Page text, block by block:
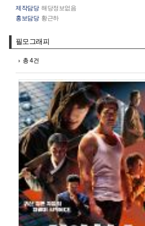
제작담당 해당정보없음
홍보담당 황근하
필모그래피
총 4건